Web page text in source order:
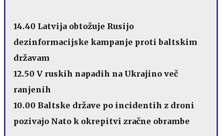
14.40 Latvija obtožuje Rusijo
dezinformacijske kampanje proti baltskim
državam
12.50 V ruskih napadih na Ukrajino več
ranjenih
10.00 Baltske države po incidentih z droni
pozivajo Nato k okrepitvi zračne obrambe